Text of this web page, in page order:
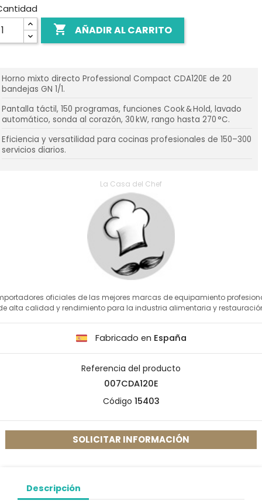
 AÑADIR AL CARRITO
Horno mixto directo Professional Compact CDA120E de 20
bandejas GN 1/1.
Pantalla táctil, 150 programas, funciones Cook & Hold, lavado
automático, sonda al corazón, 30 kW, rango hasta 270 °C.
Eficiencia y versatilidad para cocinas profesionales de 150–300
servicios diarios.
La Casa del Chef
oficiales de las mejores marcas de equipamiento
alta calidad y rendimiento para la industria alimentaria y
Fabricado en España
Referencia del producto
007CDA120E
Código 15403
SOLICITAR INFORMACIÓN
Descripción